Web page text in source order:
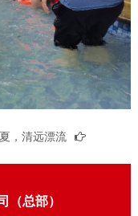
，清远漂流
（总部）